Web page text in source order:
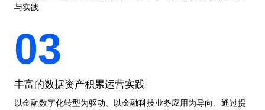
与实践
03
丰富的数据资产积累运营实践
以金融数字化转型为驱动、以金融科技业务应用为导向、通过提